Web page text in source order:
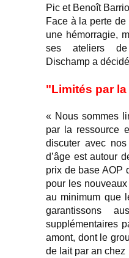
Pic et Benoît
Face à la perte
une hémorragie,
ses ateliers de
Dischamp a
"Limités par
« Nous sommes
par la ressource
discuter avec
d’âge est autour
prix de base AOP
pour les
au minimum que
garantissons
supplémentaires
amont, dont le
de lait par an chez